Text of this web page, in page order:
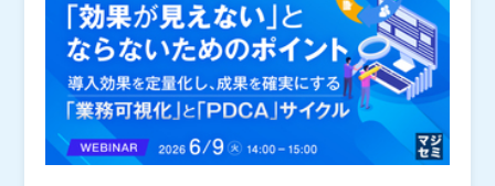
モを通じて、複数ツール運用に頼らないプロジェクト管
理の進め方を具体的に解説します。